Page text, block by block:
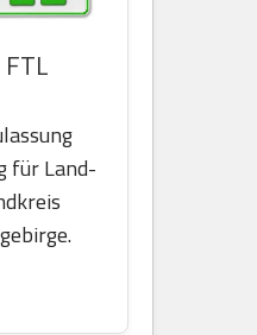
für Land-